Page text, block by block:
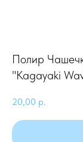
Полир
"Kagayaki
20,00 р.